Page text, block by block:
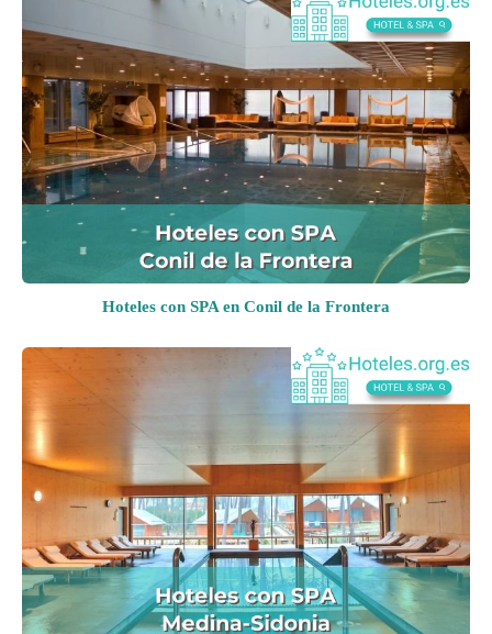
Hoteles con SPA en Conil de la Frontera